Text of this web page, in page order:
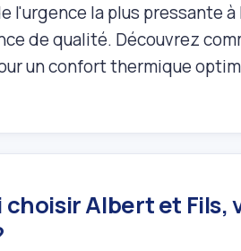
l'urgence la plus pressante
de qualité. Découvrez
un confort thermique
Albert et Fils,